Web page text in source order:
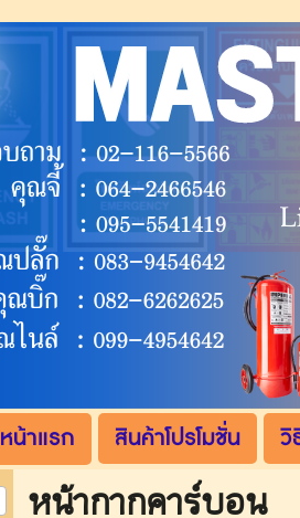
หน้าแรก สินค้าโปรโมชั่น วิ
หน้ากากคาร์บอน